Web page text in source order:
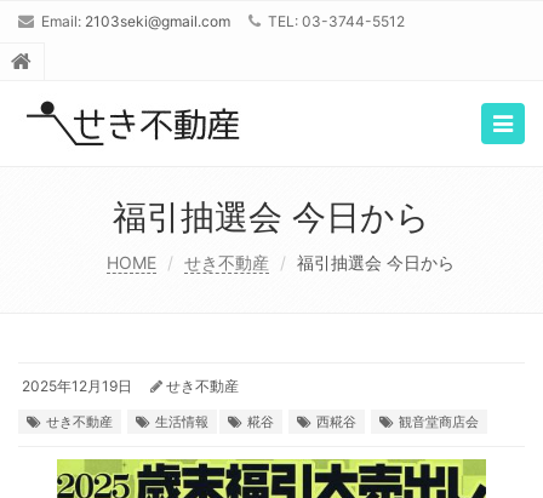
Email: 2103seki@gmail.com TEL: 03-3744-5512
福引抽選会 今日から
HOME せき不動産 福引抽選会 今日から
2025年12月19日 せき不動産
せき不動産 生活情報 糀谷 西糀谷 観音堂商店会